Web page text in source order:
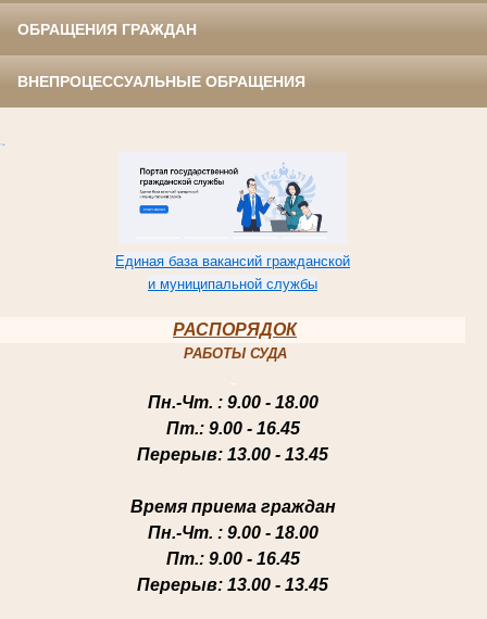
ОБРАЩЕНИЯ ГРАЖДАН
ВНЕПРОЦЕССУАЛЬНЫЕ ОБРАЩЕНИЯ
Единая база вакансий гражданской
и муниципальной службы
РАСПОРЯДОК
РАБОТЫ СУДА
Пн.-Чт. : 9.00 - 18.00
Пт.: 9.00 - 16.45
Перерыв: 13.00 - 13.45
Время приема граждан
Пн.-Чт. : 9.00 - 18.00
Пт.: 9.00 - 16.45
Перерыв: 13.00 - 13.45